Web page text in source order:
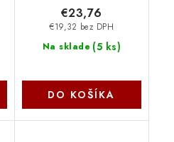
Na sklade (5 ks)
€19,32 bez DPH
€23,76
DO KOŠÍKA